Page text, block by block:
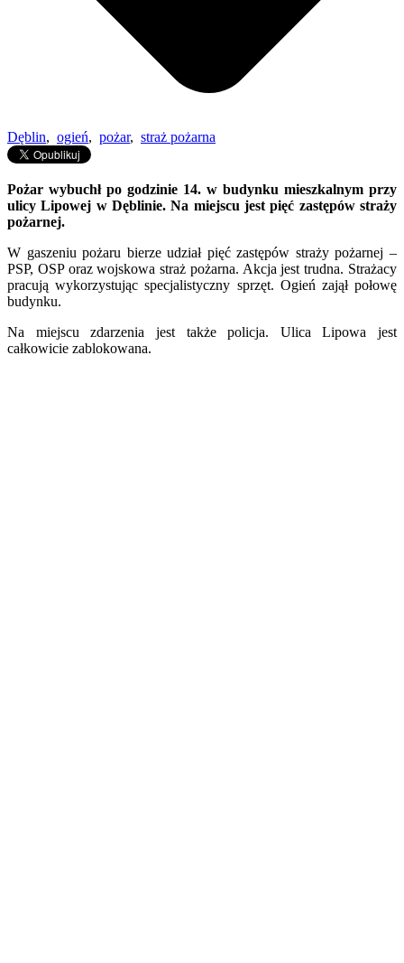
Dęblin, ogień, pożar, straż pożarna
Pożar wybuchł po godzinie 14. w budynku mieszkalnym przy
ulicy Lipowej w Dęblinie. Na miejscu jest pięć zastępów straży
pożarnej.
W gaszeniu pożaru bierze udział pięć zastępów straży pożarnej –
PSP, OSP oraz wojskowa straż pożarna. Akcja jest trudna. Strażacy
pracują wykorzystując specjalistyczny sprzęt. Ogień zajął połowę
budynku.
Na miejscu zdarzenia jest także policja. Ulica Lipowa jest
całkowicie zablokowana.